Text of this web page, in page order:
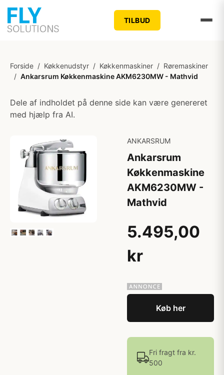
TILBUD
Forside / Køkkenudstyr / Køkkenmaskiner / Røremaskiner
/ Ankarsrum Køkkenmaskine AKM6230MW - Mathvid
Dele af indholdet på denne side kan være genereret
med hjælp fra AI.
ANKARSRUM
Ankarsrum
Køkkenmaskine
AKM6230MW -
Mathvid
5.495,00
kr
Køb her
Fri fragt fra kr.
500